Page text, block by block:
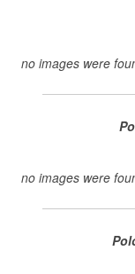
no images were
no images were